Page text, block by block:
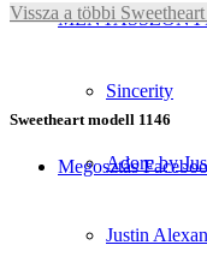
Sincerity
Adore by
Justin
Vissza a többi
Sweetheart modell 1146
Megosztás